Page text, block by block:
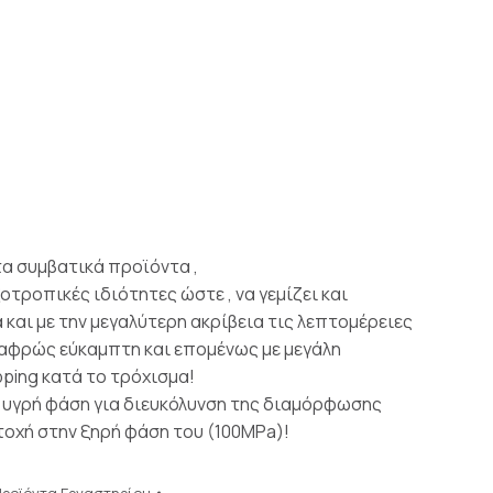
συμβατικά προϊόντα ,
ιδιότητες ώστε , να γεμίζει και
με την μεγαλύτερη ακρίβεια τις λεπτομέρειες
εύκαμπτη και επομένως με μεγάλη
κατά το τρόχισμα!
φάση για διευκόλυνση της διαμόρφωσης
στην ξηρή φάση του (100MPa)!